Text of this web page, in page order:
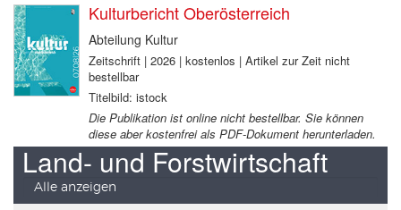
Kulturbericht Oberösterreich
Abteilung Kultur
Zeitschrift | 2026 | kostenlos | Artikel zur Zeit nicht
bestellbar
Titelbild: istock
Die Publikation ist online nicht bestellbar. Sie können
diese aber kostenfrei als PDF-Dokument herunterladen.
Land- und Forstwirtschaft
Alle anzeigen